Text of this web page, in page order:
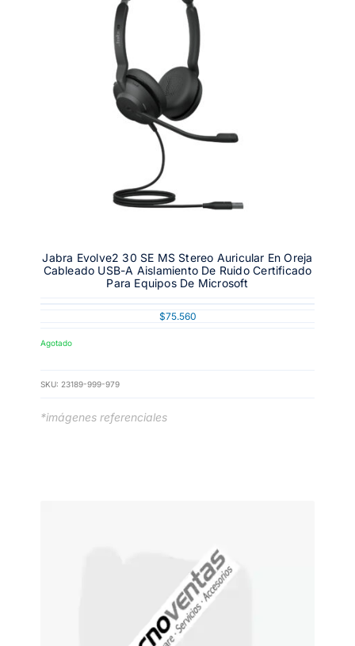
Jabra Evolve2 30 SE MS Stereo Auricular En Oreja
Cableado USB-A Aislamiento De Ruido Certificado
Para Equipos De Microsoft
$75.560
Agotado
SKU: 23189-999-979
*imágenes referenciales